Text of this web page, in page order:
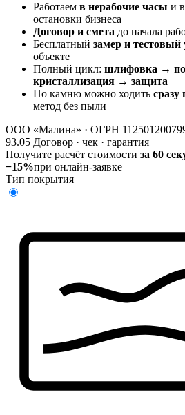
Работаем в нерабочие часы и
остановки бизнеса
Договор и смета до начала
Бесплатный замер и тестовый
объекте
Полный цикл: шлифовка →
кристаллизация → защита
По камню можно ходить сразу
метод без пыли
ООО «Малина» · ОГРН
93.05 Договор · чек · гарантия
Получите расчёт стоимости за 60
−15%при онлайн-заявке
Тип покрытия